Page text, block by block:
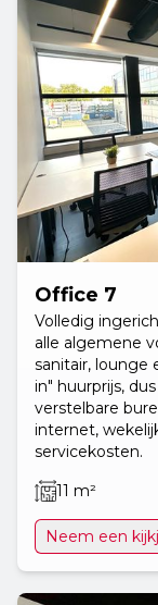
Office 7
Volledig
alle algemene
sanitair, lounge
in" huurprijs,
verstelbare
internet,
servicekosten.
11 m²
Neem een